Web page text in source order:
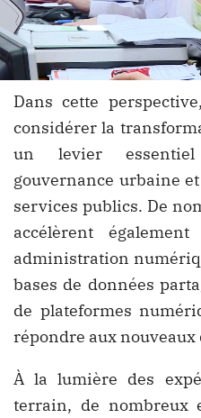
Dans cette
considérer la
un levier
gouvernance urbaine
services publics. De
accélèrent
administration
bases de données
de plateformes
répondre aux
À la lumière des
terrain, de nombreux